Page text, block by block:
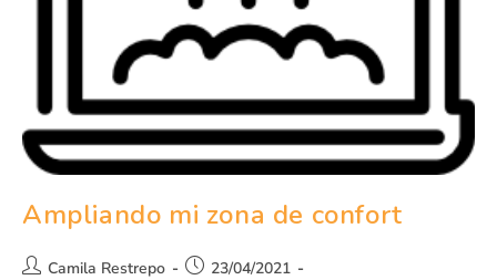
Ampliando mi zona de confort
Camila Restrepo
23/04/2021